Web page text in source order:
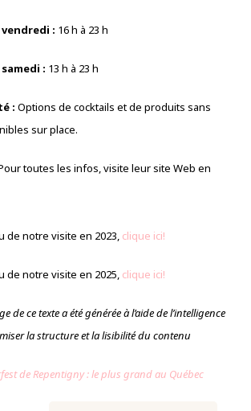
: 16 h à 23 h
: 13 h à 23 h
: Options de cocktails et de produits sans
sur place.
toutes les infos, visite leur site Web en
de notre visite en 2023, clique ici!
de notre visite en 2025, clique ici!
de ce texte a été générée à l’aide de l’intelligence
la structure et la lisibilité du contenu
de Repentigny : le plus grand au Québec